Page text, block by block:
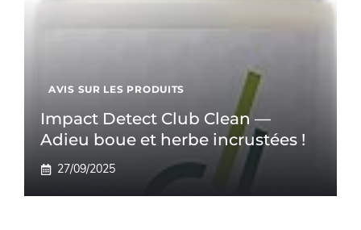
AVIS SUR LES PRODUITS
Impact Detect Club Clean —
Adieu boue et herbe incrustées !
27/09/2025